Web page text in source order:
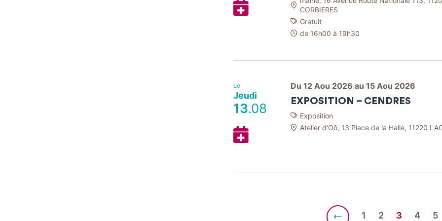
Ajouter
à
Google
CORBIERES
Gratuit
de 16h00 à 19h30
Le
Jeudi
13.08
Ajouter
à
Agenda
Du 12 Aou 2026 au 15 Aou 2026
EXPOSITION – CENDRES
Exposition
Atelier d'Oô, 13 Place de la Halle, 11220
1 2 3 4 5